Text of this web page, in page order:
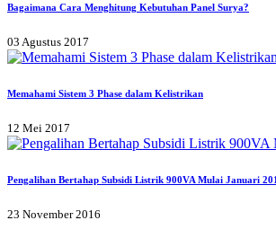
Bagaimana Cara Menghitung Kebutuhan Panel Surya?
03 Agustus 2017
Memahami Sistem 3 Phase dalam Kelistrikan
12 Mei 2017
Pengalihan Bertahap Subsidi Listrik 900VA Mulai Januari
23 November 2016